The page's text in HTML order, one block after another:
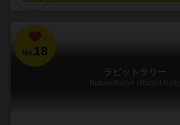
No.18
ラビットラリー
Ruben Rallye / Rabbit Rally